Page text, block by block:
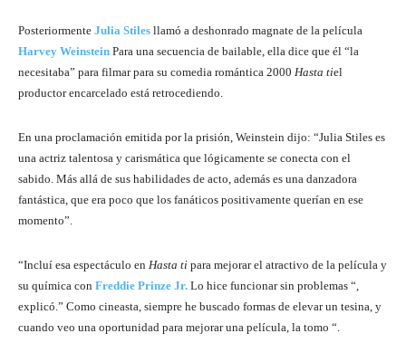
Posteriormente Julia Stiles llamó a deshonrado magnate de la película
Harvey Weinstein Para una secuencia de bailable, ella dice que él “la
necesitaba” para filmar para su comedia romántica 2000 Hasta tiel
productor encarcelado está retrocediendo.
En una proclamación emitida por la prisión, Weinstein dijo: “Julia Stiles es
una actriz talentosa y carismática que lógicamente se conecta con el
sabido. Más allá de sus habilidades de acto, además es una danzadora
fantástica, que era poco que los fanáticos positivamente querían en ese
momento”.
“Incluí esa espectáculo en Hasta ti para mejorar el atractivo de la película y
su química con Freddie Prinze Jr. Lo hice funcionar sin problemas “,
explicó.” Como cineasta, siempre he buscado formas de elevar un tesina, y
cuando veo una oportunidad para mejorar una película, la tomo “.